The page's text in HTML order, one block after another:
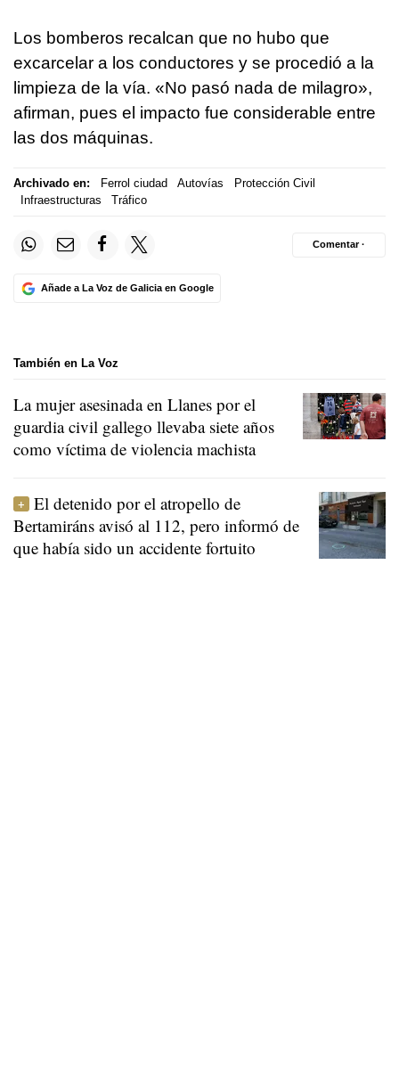
Los bomberos recalcan que no hubo que
excarcelar a los conductores y se procedió a la
limpieza de la vía. «No pasó nada de milagro»,
afirman, pues el impacto fue considerable entre
las dos máquinas.
Archivado en: Ferrol ciudad Autovías
Protección Civil
Infraestructuras
Tráfico
Añade a La Voz de Galicia en Google
Comentar ·
También en La Voz
La mujer asesinada en Llanes por el
guardia civil gallego llevaba siete años
como víctima de violencia machista
El detenido por el atropello de
Bertamiráns avisó al 112, pero informó de
que había sido un accidente fortuito